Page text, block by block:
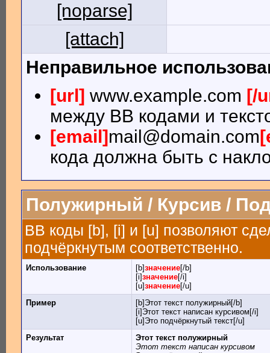
[noparse]
[attach]
Неправильное
[url] www.example.com [/
между BB кодами и
[email] mail@domain.com
кода должна быть с
Полужирный / Курсив /
BB коды [b], [i] и [u] позволяют
подчёркнутым соответственно.
Использование [b]значение[/b]
[i]значение[/i]
[u]значение[/u]
Пример
[b]Этот текст полужирный[/b]
[i]Этот текст написан курсивом[/i]
[u]Это подчёркнутый текст[/u]
Результат
Этот текст полужирный
Этот текст написан курсивом